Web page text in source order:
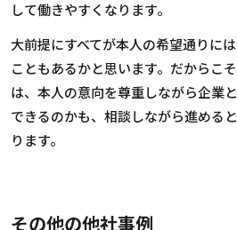
して働きやすくなります。
大前提にすべてが本人の希望通りに
こともあるかと思います。だからこ
は、本人の意向を尊重しながら企業
できるのかも、相談しながら進める
ります。
その他の他社事例